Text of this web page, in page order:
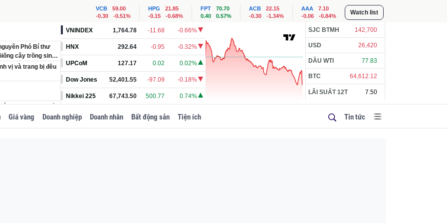
VCB
59.00
-0.30
-0.51%
HPG
21.85
-0.15
-0.68%
FPT
70.70
0.40
0.57%
ACB
22.15
-0.30
-1.34%
AAA
7.10
-0.06
-0.84% Watch list
Phó Bí thư
cây trồng sinh
vị và trang bị đều
Á của vợ chồng bà
biệt?
trung tâm trung
VNINDEX 1,764.78 -11.68 -0.66%
HNX 292.64 -0.95 -0.32%
UPCoM 127.17 0.02 0.02%
Dow Jones 52,401.55 -97.09 -0.18%
Nikkei 225 67,743.50 500.77 0.74%
SJC BTMH 142,700
USD 26,420
DẦU WTI 77.83
BTC 64,612.12
LÃI SUẤT 12T 7.50
Giá vàng Doanh nghiệp Doanh nhân Bất động sản Tiện ích Tin tức